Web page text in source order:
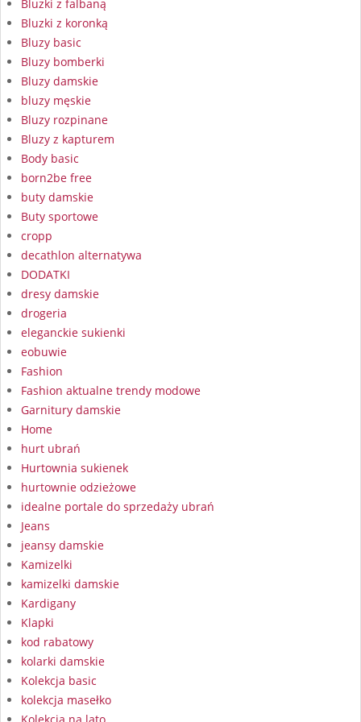
Bluzki z falbaną
Bluzki z koronką
Bluzy basic
Bluzy bomberki
Bluzy damskie
bluzy męskie
Bluzy rozpinane
Bluzy z kapturem
Body basic
born2be free
buty damskie
Buty sportowe
cropp
decathlon alternatywa
DODATKI
dresy damskie
drogeria
eleganckie sukienki
eobuwie
Fashion
Fashion aktualne trendy modowe
Garnitury damskie
Home
hurt ubrań
Hurtownia sukienek
hurtownie odzieżowe
idealne portale do sprzedaży ubrań
Jeans
jeansy damskie
Kamizelki
kamizelki damskie
Kardigany
Klapki
kod rabatowy
kolarki damskie
Kolekcja basic
kolekcja masełko